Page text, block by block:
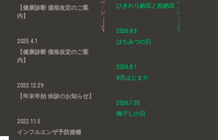
【健康診断 価格改定のご案
内】
2025.4.1
【健康診断 価格改定のご案
内】
2023.12.29
【年末年始 休診のお知らせ】
2022.11.5
インフルエンザ予防接種
ひきわり納豆と粒納豆
2026.8.3
はちみつの日
2026.8.1
8月はじまり
2026.7.30
梅干しの日